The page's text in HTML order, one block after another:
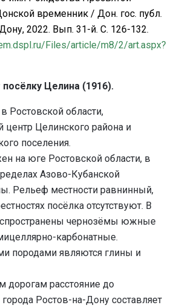
временник / Дон. гос. публ.
2022. Вып. 31-й. C. 126-132.
.dspl .ru/ Files/article/m8/2/art.aspx?
Целина (1916).
Ростовской области,
центр Целинского района и
поселения.
на юге Ростовской области, в
Азово-Кубанской
Рельеф местности равнинный,
посёлка отсутствуют. В
чернозёмы южные
карбонатные.
породами являются глины и
дорогам расстояние до
города Ростов-на-Дону составляет